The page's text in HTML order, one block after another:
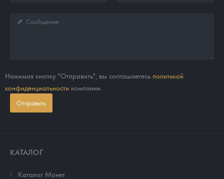
Нажимая кнопку "Отправить", вы соглашаетесь политикой
конфиденциальности компании.
Отправить
КАТАЛОГ
Каталог Монет